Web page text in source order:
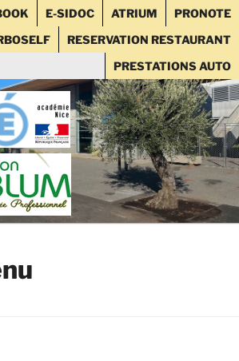
E-SIDOC ATRIUM
PRONOTE
RESERVATION RESTAURANT
PRESTATIONS AUTO